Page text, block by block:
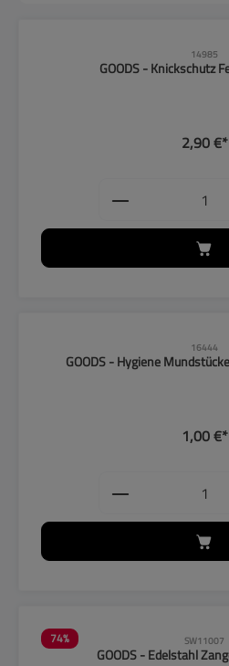
14985
GOODS - Knickschutz
2,90 €*
Produkt
16444
GOODS - Hygiene
1,00 €*
Produkt
74% SW11007
GOODS - Edelstahl